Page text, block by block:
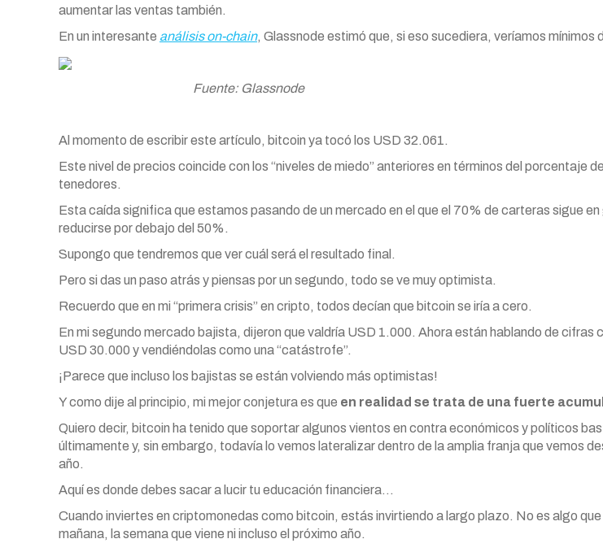
aumentar las ventas también.
En un interesante análisis on-chain, Glassnode estimó que, si eso sucediera, veríamos mínimos
Fuente: Glassnode
Al momento de escribir este artículo, bitcoin ya tocó los USD 32.061.
Este nivel de precios coincide con los “niveles de miedo” anteriores en términos del porcentaje
tenedores.
Esta caída significa que estamos pasando de un mercado en el que el 70% de carteras sigue
reducirse por debajo del 50%.
Supongo que tendremos que ver cuál será el resultado final.
Pero si das un paso atrás y piensas por un segundo, todo se ve muy optimista.
Recuerdo que en mi “primera crisis” en cripto, todos decían que bitcoin se iría a cero.
En mi segundo mercado bajista, dijeron que valdría USD 1.000. Ahora están hablando de cifras
USD 30.000 y vendiéndolas como una “catástrofe”.
¡Parece que incluso los bajistas se están volviendo más optimistas!
Y como dije al principio, mi mejor conjetura es que en realidad se trata de una fuerte
Quiero decir, bitcoin ha tenido que soportar algunos vientos en contra económicos y políticos
últimamente y, sin embargo, todavía lo vemos lateralizar dentro de la amplia franja que vemos
año.
Aquí es donde debes sacar a lucir tu educación financiera…
Cuando inviertes en criptomonedas como bitcoin, estás invirtiendo a largo plazo. No es algo
mañana, la semana que viene ni incluso el próximo año.